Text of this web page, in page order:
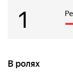
1
В ролях